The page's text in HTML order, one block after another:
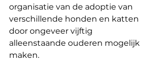
organisatie van de adoptie van
verschillende honden en katten
door ongeveer vijftig
alleenstaande ouderen mogelijk
maken.